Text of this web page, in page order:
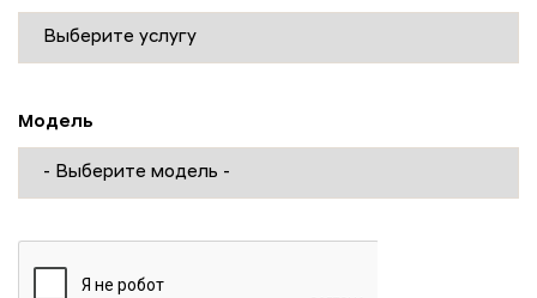
Модель
консультацию нашего специалиста.
Ваше имя *
Номер телефона *